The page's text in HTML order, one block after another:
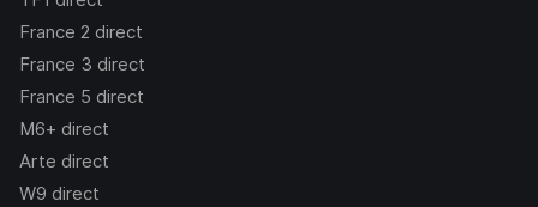
France 2 direct
France 3 direct
France 5 direct
M6+ direct
Arte direct
W9 direct